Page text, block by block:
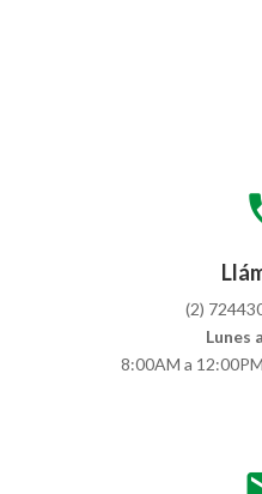
(2)
Lunes
8:00AM a